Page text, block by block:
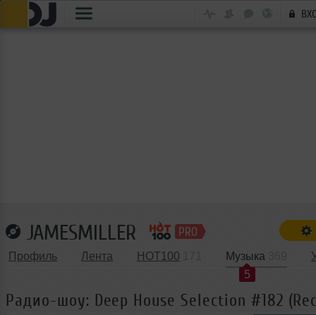
JAMESMILLER
Профиль Лента HOT100
Музыка
5
Радио-шоу: Deep House Selection #182